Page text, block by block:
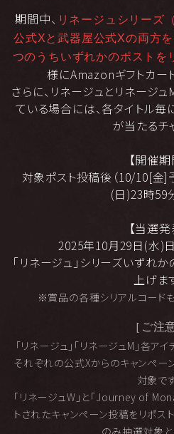
期間中、 リネージュシリーズ
公式Xと武器屋公式Xの両方を
つのうちいずれかのポストを
様にAmazonギフトカー
さらに、リネージュとリネージ
ている場合には、各タイトル
が当たるチ
【開催期
対象ポスト投稿後（10/10[金]
(日)23時59
【当選発
2025年10月29日(水)
「リネージュ」シリーズいずれ
上げま
※賞品の各種シリアルコード
［ご注
「リネージュ」「リネージュM」各ア
それぞれの公式Xからのキャンペー
対象です
「リネージュW」と「Journey of
トされたキャンペーン投稿をリポス
のみ抽選対象と